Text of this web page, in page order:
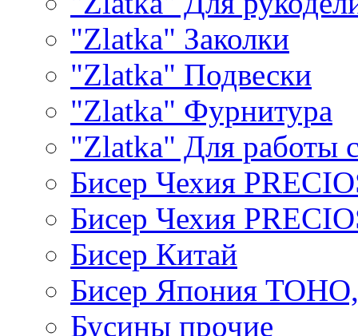
"Zlatka" Заколки
"Zlatka" Подвески
"Zlatka" Фурнитура
"Zlatka" Для работы
Бисер Чехия
Бисер Чехия
Бисер Китай
Бисер Япония
Бусины прочие